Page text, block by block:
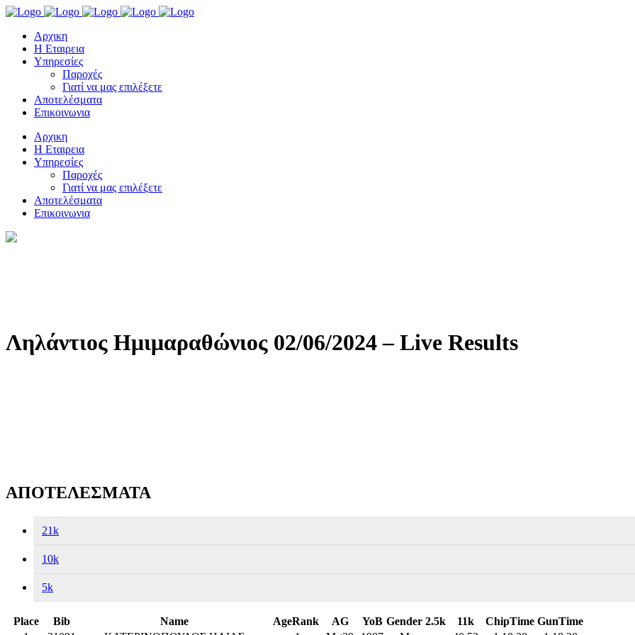
Αρχικη
Η Εταιρεια
Υπηρεσίες
Παροχές
Γιατί να μας επιλέξετε
Αποτελέσματα
Επικοινωνια
Αρχικη
Η Εταιρεια
Υπηρεσίες
Παροχές
Γιατί να μας επιλέξετε
Αποτελέσματα
Επικοινωνια
Ληλάντιος Ημιμαραθώνιος 02/06/2024 – Live Results
ΑΠΟΤΕΛΕΣΜΑΤΑ
21k
10k
5k
Place Bib Name AgeRank AG YoB Gender 2.5k 11k ChipTime GunTime